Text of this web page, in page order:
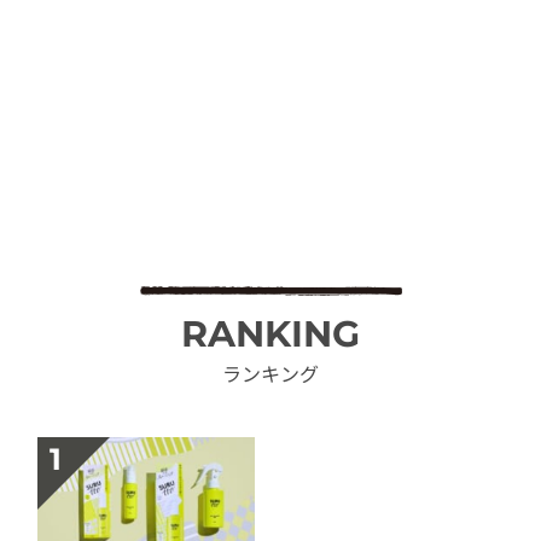
RANKING
ランキング